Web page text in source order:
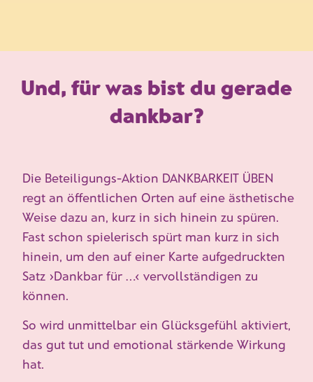
Und, für was bist du gerade
dankbar?
Die Beteiligungs-Aktion DANKBARKEIT ÜBEN
regt an öffentlichen Orten auf eine ästhetische
Weise dazu an, kurz in sich hinein zu spüren.
Fast schon spielerisch spürt man kurz in sich
hinein, um den auf einer Karte aufgedruckten
Satz ›Dankbar für …‹ vervollständigen zu
können.
So wird unmittelbar ein Glücksgefühl aktiviert,
das gut tut und emotional stärkende Wirkung
hat.